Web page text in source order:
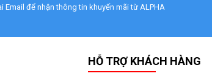
Email để nhận thông tin khuyến mãi từ ALPHA
HỖ TRỢ KHÁCH HÀNG